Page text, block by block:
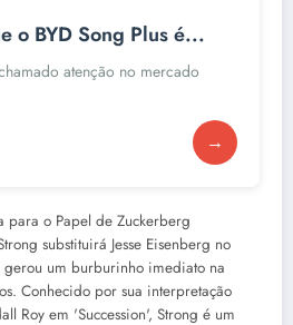
o BYD Song Plus é...
atenção no mercado
→
para o Papel de Zuckerberg
substituirá Jesse Eisenberg no
um burburinho imediato na
Conhecido por sua interpretação
Roy em 'Succession', Strong é um